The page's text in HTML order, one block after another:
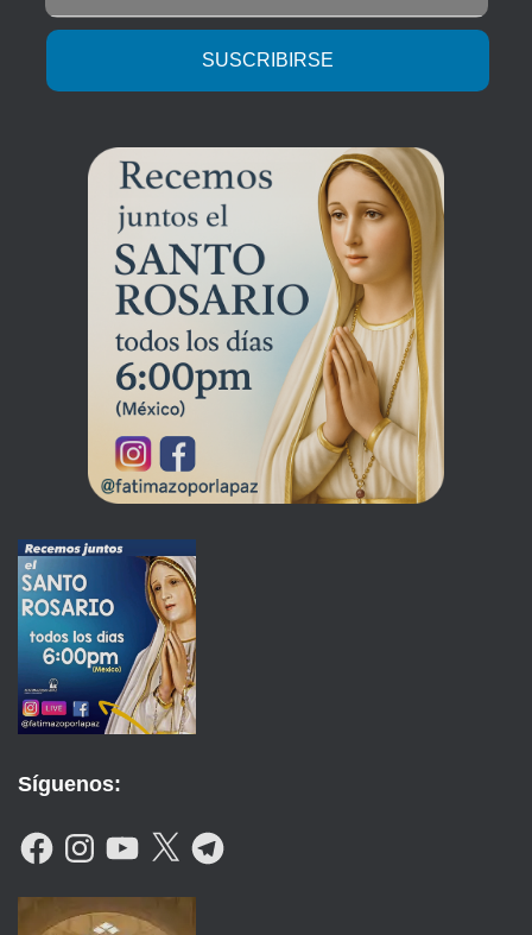
SUSCRIBIRSE
Síguenos:
F
A
B
N
A
G
Y
O
U
B
X
T
E
G